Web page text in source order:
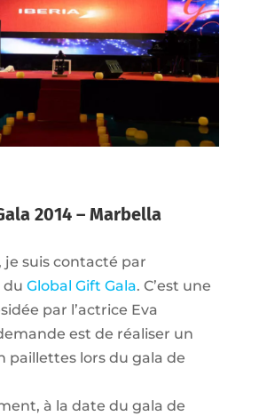
2014 – Marbella
je suis contacté par
du Global Gift Gala. C’est une
par l’actrice Eva
est de réaliser un
paillettes lors du gala de
à la date du gala de